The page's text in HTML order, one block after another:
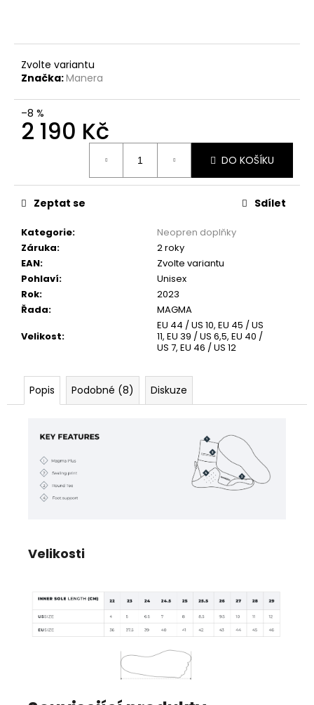
Zvolte variantu
Značka:Manera
–8 %
2 190 Kč
DO KOŠÍKU
Kategorie:
Neopren doplňky
Záruka:
2 roky
EAN:
Zvolte variantu
Pohlaví:
Unisex
Rok:
2023
Řada:
MAGMA
Velikost:
EU 44 / US 10, EU 45 / US
11, EU 39 / US 6,5, EU 40 /
US 7, EU 46 / US 12
Zeptat se Sdílet
Popis Podobné (8) Diskuze
Velikosti